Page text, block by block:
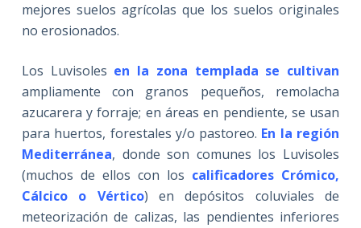
mejores suelos agrícolas que los suelos originales
no erosionados.
Los Luvisoles en la zona templada se cultivan
ampliamente con granos pequeños, remolacha
azucarera y forraje; en áreas en pendiente, se usan
para huertos, forestales y/o pastoreo. En la región
Mediterránea, donde son comunes los Luvisoles
(muchos de ellos con los calificadores Crómico,
Cálcico o Vértico) en depósitos coluviales de
meteorización de calizas, las pendientes inferiores